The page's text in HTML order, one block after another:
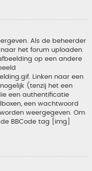
Als de beheerder
het forum uploaden.
op een andere
Linken naar een
(tenzij het een
een authentificatie
een wachtwoord
weergegeven. Om
BBCode tag [img]